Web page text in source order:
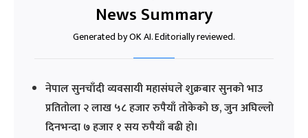
News Summary
Generated by OK AI. Editorially reviewed.
नेपाल सुनचाँदी व्यवसायी महासंघले शुक्रबार सुनको भाउ
प्रतितोला २ लाख ५८ हजार रुपैयाँ तोकेको छ, जुन अघिल्लो
दिनभन्दा ७ हजार १ सय रुपैयाँ बढी हो।